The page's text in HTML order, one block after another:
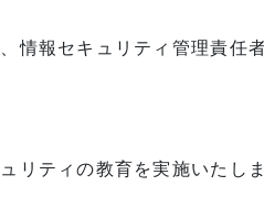
情報セキュリティ管理責任
リティの教育を実施いたしま